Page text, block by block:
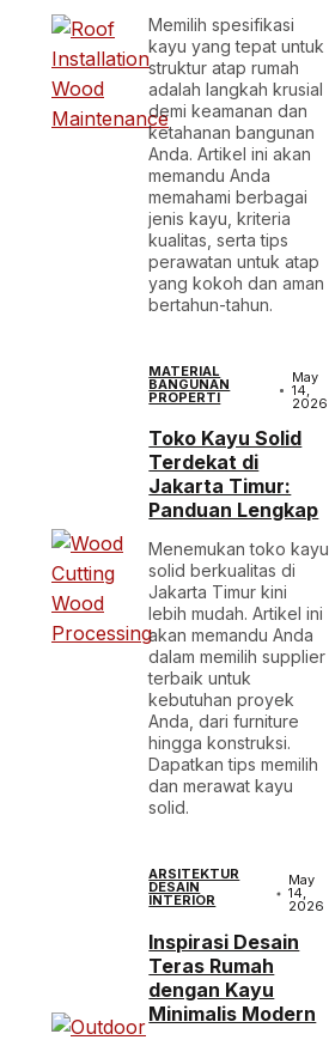
Memilih spesifikasi
kayu yang tepat untuk
struktur atap rumah
adalah langkah krusial
demi keamanan dan
ketahanan bangunan
Anda. Artikel ini akan
memandu Anda
memahami berbagai
jenis kayu, kriteria
kualitas, serta tips
perawatan untuk atap
yang kokoh dan aman
bertahun-tahun.
MATERIAL
BANGUNAN
PROPERTI
May
14,
2026
Toko Kayu Solid
Terdekat di
Jakarta Timur:
Panduan Lengkap
Menemukan toko kayu
solid berkualitas di
Jakarta Timur kini
lebih mudah. Artikel ini
akan memandu Anda
dalam memilih supplier
terbaik untuk
kebutuhan proyek
Anda, dari furniture
hingga konstruksi.
Dapatkan tips memilih
dan merawat kayu
solid.
ARSITEKTUR
DESAIN
INTERIOR
May
14,
2026
Inspirasi Desain
Teras Rumah
dengan Kayu
Minimalis Modern